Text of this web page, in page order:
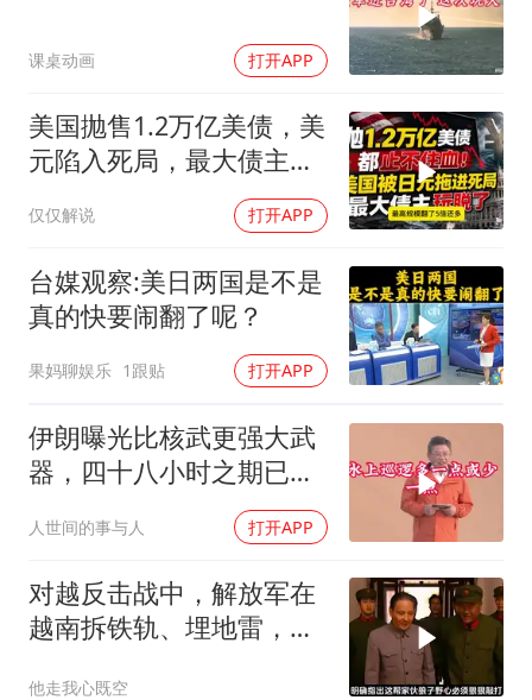
以军士兵把枪口对准中国记者
奋力开创中国式现代化建设新局面
课桌动画 打开APP
美国抛售1.2万亿美债，美
元陷入死局，最大债主玩
仅仅解说 打开APP
台媒观察:美日两国是不是
真的快要闹翻了呢？
果妈聊娱乐 1跟贴 打开APP
伊朗曝光比核武更强大武
器，四十八小时之期已
人世间的事与人 打开APP
对越反击战中，解放军在
越南拆铁轨、埋地雷，是
他走我心既空